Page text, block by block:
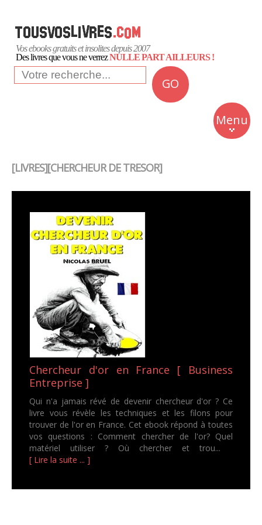
Vos ebooks gratuits et insolites depuis 2007
Des livres que vous ne verrezNULLE PART AILLEURS !
GO
Menu
Insolite
Business
[LIVRES][CHERCHEUR DE TRESOR]
Chercheur d'or en France [ Business
Entreprise ]
Qui n'a jamais révé de devenir chercheur d'or ? Ce
livre vous révèle les techniques et les filons pour
trouver de l'or en France. Cet ebook répond à toutes
vos questions : Comment chercher de l'or? Quel
matériel utiliser ? Où chercher et trou...
[ Lire la suite ... ]